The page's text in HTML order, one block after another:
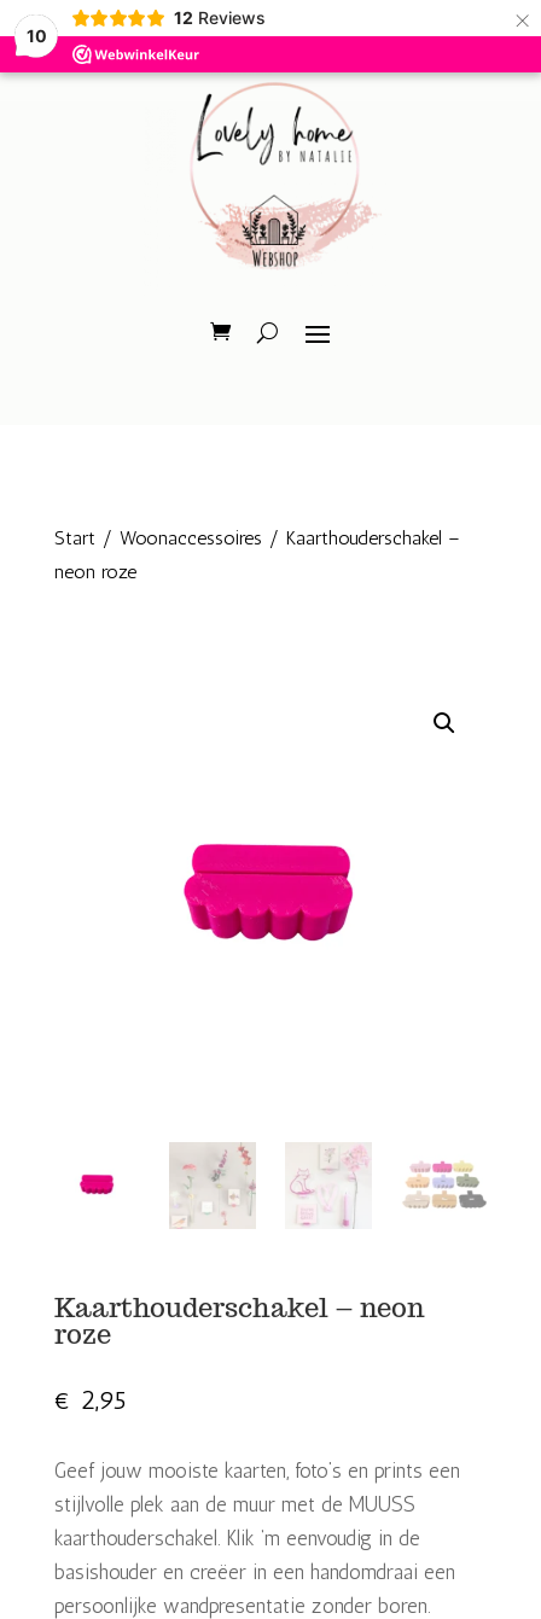
10
12 Reviews ×
Start / Woonaccessoires / Kaarthouderschakel –
neon roze
Kaarthouderschakel – neon
roze
€ 2,95
Geef jouw mooiste kaarten, foto’s en prints een
stijlvolle plek aan de muur met de MUUSS
kaarthouderschakel. Klik ‘m eenvoudig in de
basishouder en creëer in een handomdraai een
persoonlijke wandpresentatie zonder boren.